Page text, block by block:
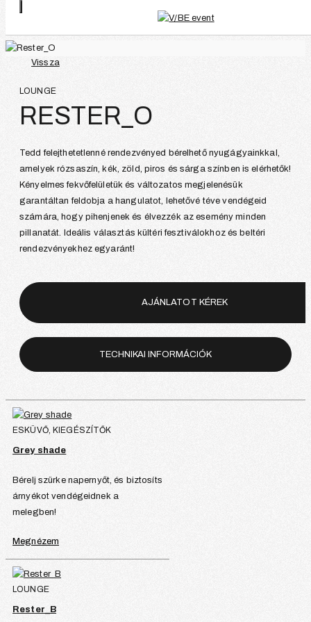
Vissza
LOUNGE
RESTER_O
Tedd felejthetetlenné rendezvényed bérelhető nyugágyainkkal,
amelyek rózsaszín, kék, zöld, piros és sárga színben is elérhetők!
Kényelmes fekvőfelületük és változatos megjelenésük
garantáltan feldobja a hangulatot, lehetővé téve vendégeid
számára, hogy pihenjenek és élvezzék az esemény minden
pillanatát. Ideális választás kültéri fesztiválokhoz és beltéri
rendezvényekhez egyaránt!
AJÁNLATOT KÉREK
TECHNIKAI INFORMÁCIÓK
ESKÜVŐ, KIEGÉSZÍTŐK
Grey shade
Bérelj szürke napernyőt, és biztosíts
árnyékot vendégeidnek a
melegben!
Megnézem
LOUNGE
Rester_B